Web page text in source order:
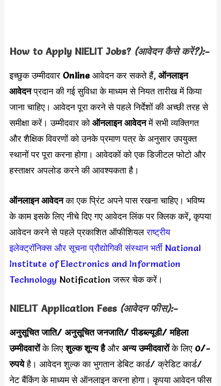
How to Apply NIELIT Jobs?(आवेदन कैसे करें?):-
इच्छुक उम्मीदवार Online आवेदन कर सकते हैं, ऑनलाइन
आवेदनप्रदान की गई सुविधा के माध्यम से नियत तारीख में किया
जाना चाहिए। आवेदन पूरा करने से पहले निर्देशों की अच्छी तरह से
समीक्षा करें। उम्मीदवार कोऑनलाइन आवेदनमें सभी व्यक्तिगत
और शैक्षिक विवरणों को उनके प्रमाण पत्र के अनुसार उपयुक्त
स्थानों पर पूरा करना होगा। आवेदकों को एक डिजीटल फोटो और
हस्ताक्षर अपलोड करने की आवश्यकता है।
ऑनलाइन आवेदनका एक प्रिंट अपने पास रखना चाहिए। भविष्य
के काम इसके लिए नीचे दिए गए आवेदन लिंक पर क्लिक करें, कृपया
आवेदन करने से पहले प्रकाशित ऑफीशियलराष्ट्रीय
इलेक्ट्रॉनिक्स और सूचना प्रौद्योगिकी संस्थान भर्ती National
Institute of Electronics and Information
Technology Notification जरूर चेक करें।
NIELIT Application Fees (आवेदन फीस):-
अनुसूचित जाति/ अनुसूचित जनजाति/ पीडब्ल्यूडी/ महिला
उम्मीदवारोंके लिएशुल्क शून्य हैऔर अन्य उम्मीदवारोंके लिए 0/-
रुपयेहै। आवेदन शुल्क का भुगतान डेबिट कार्ड/ क्रेडिट कार्ड/
नेट बैंकिंग के माध्यम से ऑनलाइन करना होगा। कृपया आवेदन फीस